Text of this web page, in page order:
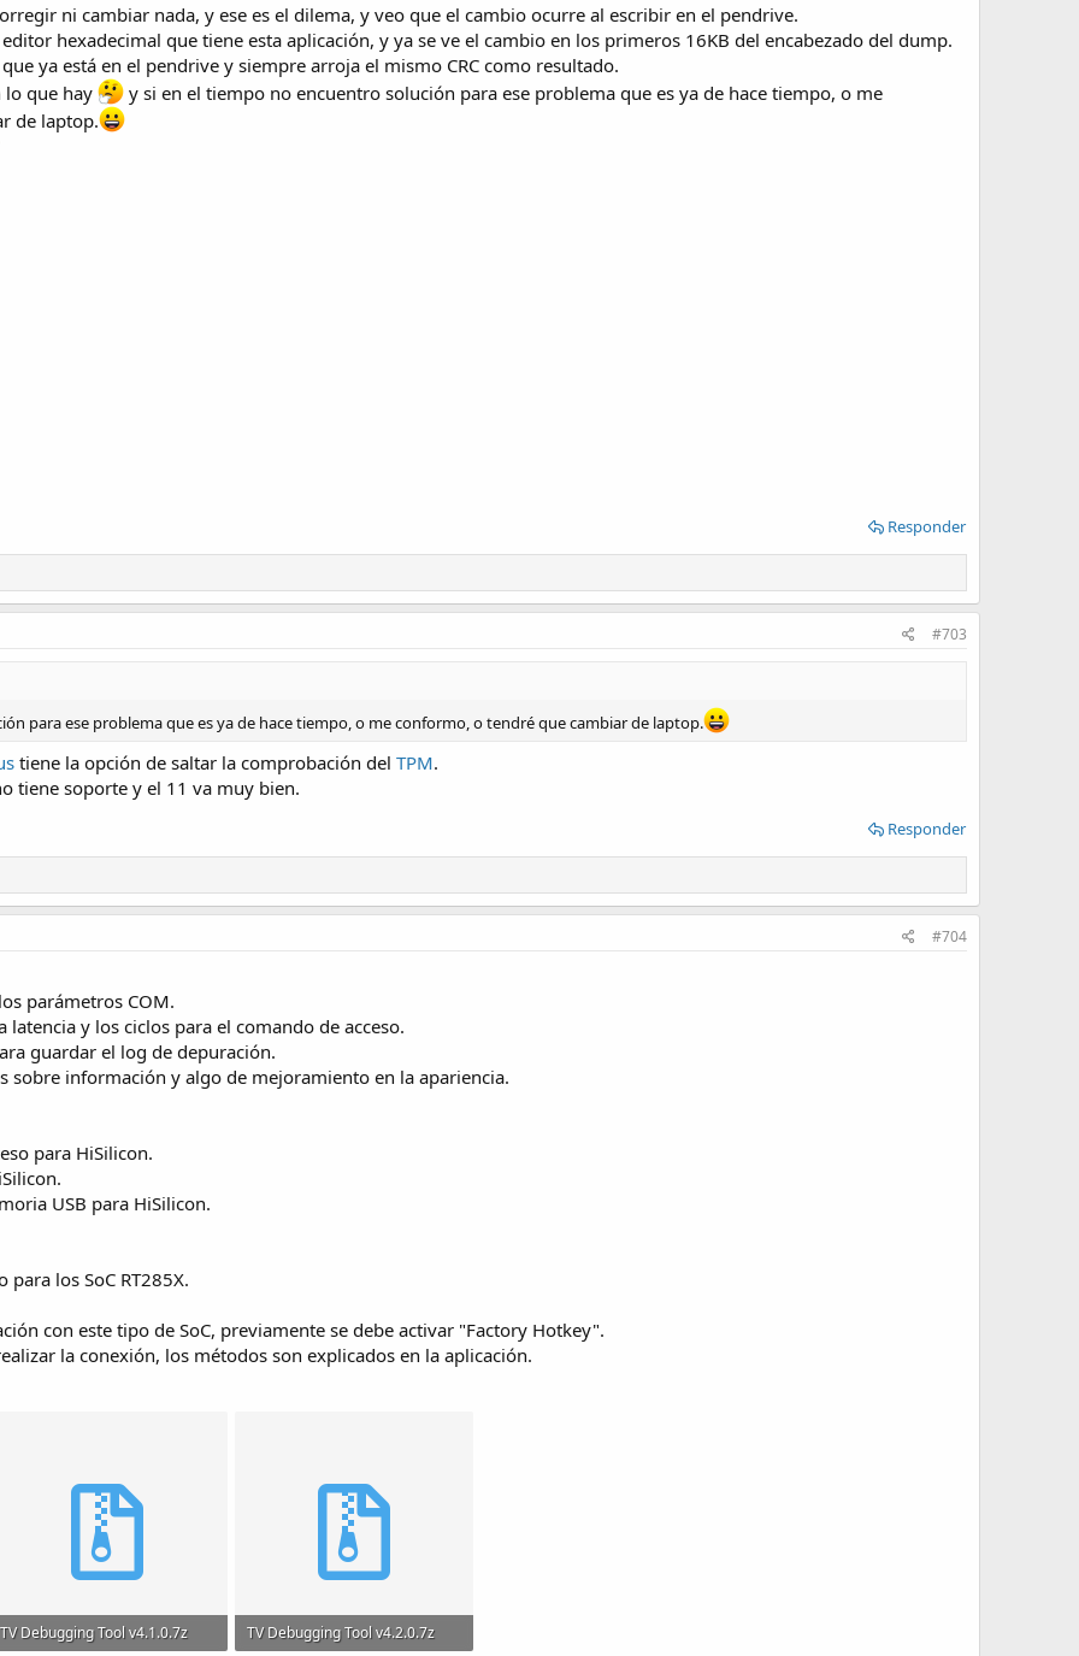
ni cambiar nada, y ese es el dilema, y veo que el cambio ocurre al escribir en el pendrive.
hexadecimal que tiene esta aplicación, y ya se ve el cambio en los primeros 16KB del encabezado del dump.
ya está en el pendrive y siempre arroja el mismo CRC como resultado.
lo que hay
y si en el tiempo no encuentro solución para ese problema que es ya de hace tiempo, o me
de laptop.
Responder
#703
para ese problema que es ya de hace tiempo, o me conformo, o tendré que cambiar de laptop.
tiene la opción de saltar la comprobación del TPM.
tiene soporte y el 11 va muy bien.
Responder
#704
parámetros COM.
y los ciclos para el comando de acceso.
guardar el log de depuración.
sobre información y algo de mejoramiento en la apariencia.
para HiSilicon.
USB para HiSilicon.
para los SoC RT285X.
con este tipo de SoC, previamente se debe activar "Factory Hotkey".
la conexión, los métodos son explicados en la aplicación.
TV Debugging Tool v4.1.0.7z
TV Debugging Tool v4.2.0.7z